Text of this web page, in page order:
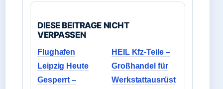
DIESE BEITRAGE NICHT
VERPASSEN
Flughafen
Leipzig Heute
Gesperrt –
HEIL Kfz-Teile –
Großhandel für
Werkstattausrüst